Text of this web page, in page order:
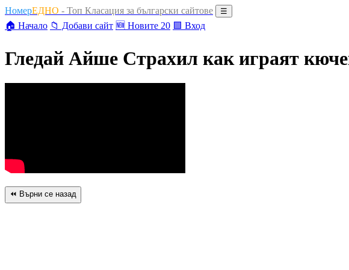
НомерЕДНО - Топ Класация за български сайтове ☰
🏠 Начало 📁 Добави сайт 🆕 Новите 20 🟩 Вход
Гледай Айше Страхил как играят
⏪ Върни се назад